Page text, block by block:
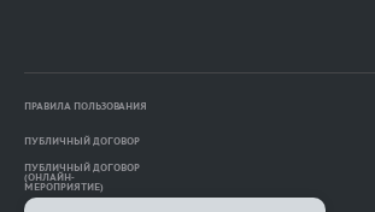
ПРАВИЛА ПОЛЬЗОВАНИЯ
ПУБЛИЧНЫЙ ДОГОВОР
ПУБЛИЧНЫЙ ДОГОВОР
(ОНЛАЙН-
МЕРОПРИЯТИЕ)